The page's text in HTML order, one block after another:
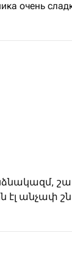
очень
էլ անչափ